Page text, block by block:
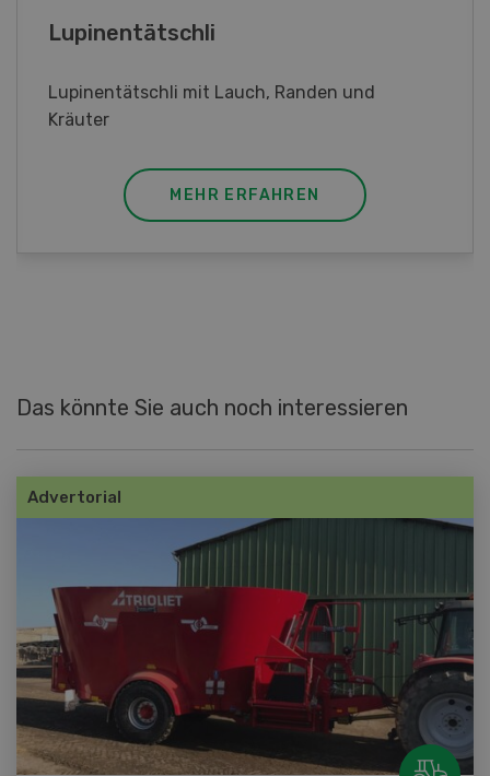
Frühlingsrollen
Frühlingsrollen mit Poulet
MEHR ERFAHREN
Das könnte Sie auch noch interessieren
Advertorial